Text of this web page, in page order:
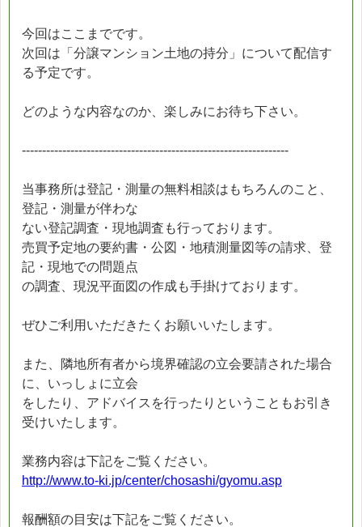
今回はここまでです。
次回は「分譲マンション土地の持分」について配信す
る予定です。
どのような内容なのか、楽しみにお待ち下さい。
------------------------------------------------------------------
当事務所は登記・測量の無料相談はもちろんのこと、
登記・測量が伴わな
ない登記調査・現地調査も行っております。
売買予定地の要約書・公図・地積測量図等の請求、登
記・現地での問題点
の調査、現況平面図の作成も手掛けております。
ぜひご利用いただきたくお願いいたします。
また、隣地所有者から境界確認の立会要請された場合
に、いっしょに立会
をしたり、アドバイスを行ったりということもお引き
受けいたします。
業務内容は下記をご覧ください。
http://www.to-ki.jp/center/chosashi/gyomu.asp
報酬額の目安は下記をご覧ください。